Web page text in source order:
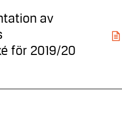
av
för 2019/20